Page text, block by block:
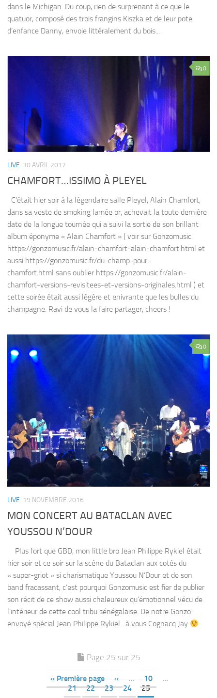
dans le Michigan. Du coup, rien de surprenant à ce que le
quatuor, composé des trois frangins Kiszka et de leur pote
d’enfance Danny, envoie littéralement du bois...
0
LIVE 30 AVRIL 2017
CHAMFORT…ISSIMO À PLEYEL
C’était hier soir à la légendaire salle Pleyel, Alain Chamfort,
dans sa veste de smoking lamée or, achevait la toute dernière
date de la longue tournée qui a suivi la sortie de son brillant
album éponyme « Alain Chamfort » ( voir sur Gonzomusic
https://gonzomusic.fr/alain-chamfort-alain-chamfort.html et
aussi https://gonzomusic.fr/du-champ-pour-
chamfort.html sans oublier https://gonzomusic.fr/alain-
chamfort-versions-revisitees-et-versions-originales.html ) et
cette soirée était aussi légère et enivrante que les bulles du
champagne. Ravi de vous la faire partager, cheers !
0
LIVE 19 NOVEMBRE 2016
MON CONCERT AU BATACLAN AVEC
YOUSSOU N’DOUR
Plus fort que GBD, mon little bro Jean Philippe Rykiel était
hier soir et ce soir sur la scéne du Bataclan aux cotés du
« super-griot » si charismatique Youssou N’Dour et de son
band fracassant, c’est pourquoi Gonzomusic est fier de publier
son récit de ce show aussi chaleureux qu’émotionnel vécu de
l’intérieur de cette cool tribu sénégalaise. De notre Gonzo-
envoyé spécial Jean Philippe Rykiel…à vous Cognacq Jay
Page 25 sur 25
« Première page « … 10
…
21
22 23 24 25